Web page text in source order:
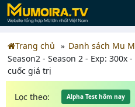
Trang chủ Danh sách Mu
Season2 - Season 2 - Exp: 300x
cuốc giá trị
Lọc theo: Alpha Test hôm nay